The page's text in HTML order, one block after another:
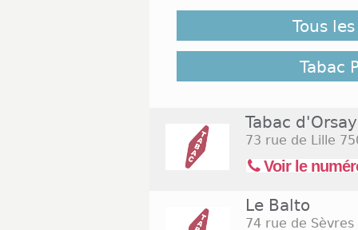
Paris n'est pas la belle
ville reste animée. Les
week-end. De très
compte 7 tabacs ouverts le
en trouver un, à l'instar de
large choix de tabacs.
Tabac Paris 7 ouverts le
Tous
Tabac
Tabac d'Orsay
73 rue de Lille
Voir le
Le Balto
74 rue de Sèvres